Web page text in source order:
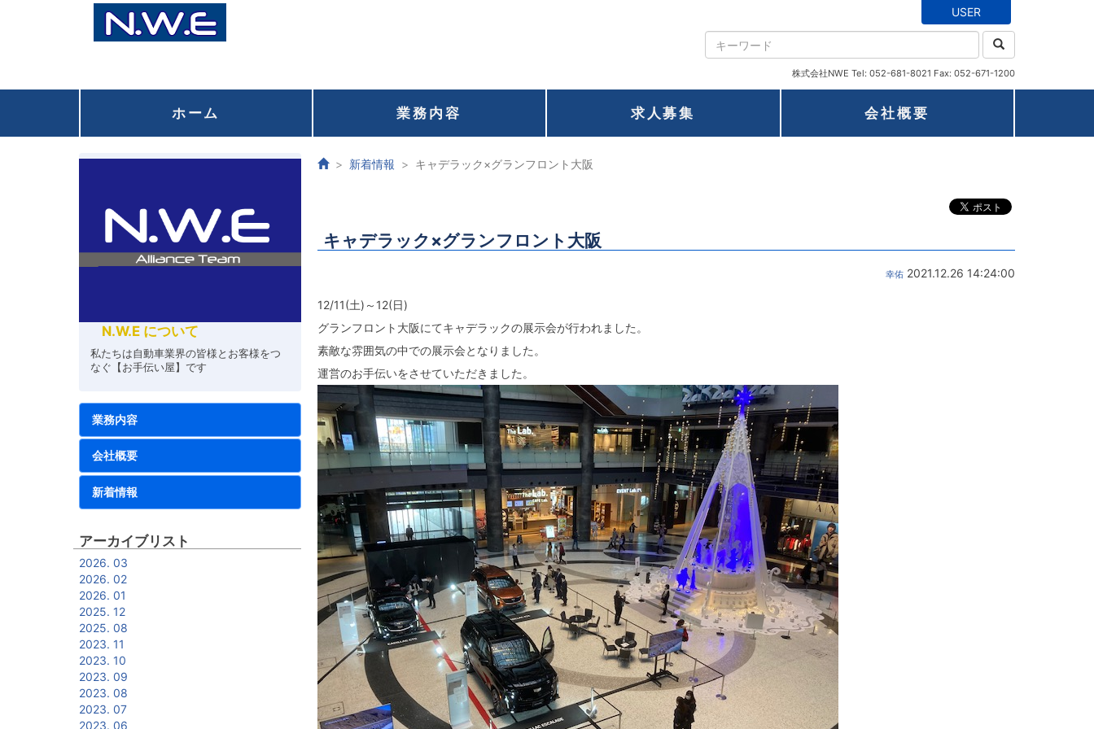
USER
株式会社NWE Tel: 052-681-8021 Fax: 052-671-1200
ホーム 業務内容 求人募集 会社概要
N.W.E について
私たちは自動車業界の皆様とお客様をつ
なぐ【お手伝い屋】です
業務内容
会社概要
新着情報
アーカイブリスト
2026. 03
2026. 02
2026. 01
2025. 12
2025. 08
2023. 11
2023. 10
2023. 09
2023. 08
2023. 07
2023. 06
新着情報 キャデラック×グランフロント大阪
キャデラック×グランフロント大阪
幸佑 2021.12.26 14:24:00
12/11(土)～12(日)
グランフロント大阪にてキャデラックの展示会が行われました。
素敵な雰囲気の中での展示会となりました。
運営のお手伝いをさせていただきました。